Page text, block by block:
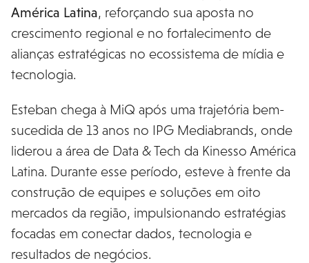
América Latina, reforçando sua aposta no
crescimento regional e no fortalecimento de
alianças estratégicas no ecossistema de mídia e
tecnologia.
Esteban chega à MiQ após uma trajetória bem-
sucedida de 13 anos no IPG Mediabrands, onde
liderou a área de Data & Tech da Kinesso América
Latina. Durante esse período, esteve à frente da
construção de equipes e soluções em oito
mercados da região, impulsionando estratégias
focadas em conectar dados, tecnologia e
resultados de negócios.